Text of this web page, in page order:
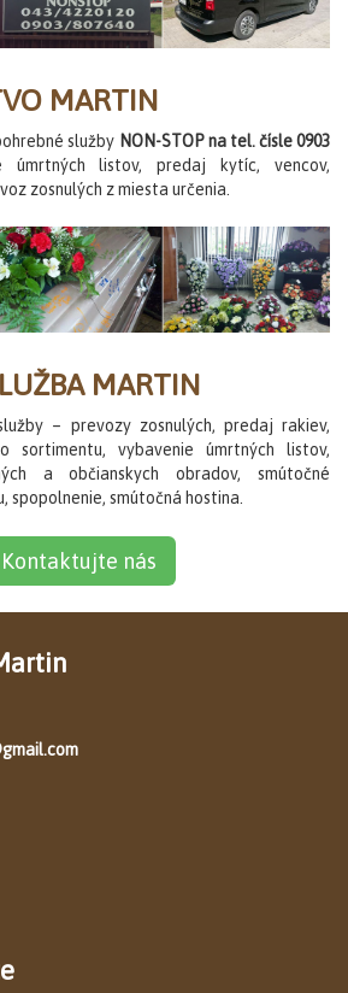
MARTIN
služby NON-STOP na tel. čísle 0903
úmrtných listov, predaj kytíc, vencov,
zosnulých z miesta určenia.
MARTIN
– prevozy zosnulých, predaj rakiev,
sortimentu, vybavenie úmrtných listov,
a občianskych obradov, smútočné
spopolnenie, smútočná hostina.
Kontaktujte nás